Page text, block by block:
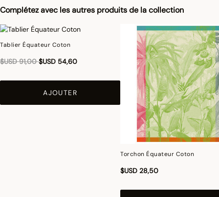
Complétez avec les autres produits de la collection
Tablier Équateur Coton
Réduction de
$USD 91,00à
$USD 54,60
AJOUTER
Torchon Équateur Coton
$USD 28,50